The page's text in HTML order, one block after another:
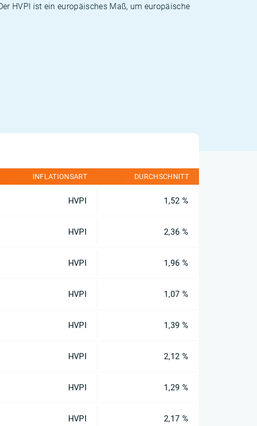
HVPI ist ein europäisches Maß, um europäische
INFLATIONSART DURCHSCHNITT
HVPI 1,52 %
HVPI 2,36 %
HVPI 1,96 %
HVPI 1,07 %
HVPI 1,39 %
HVPI 2,12 %
HVPI 1,29 %
HVPI 2,17 %